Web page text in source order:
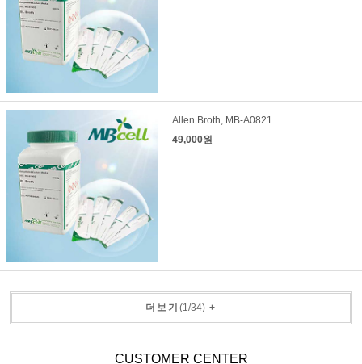
Allen Broth, MB-A0821
49,000원
더보기 (1/34) +
CUSTOMER CENTER